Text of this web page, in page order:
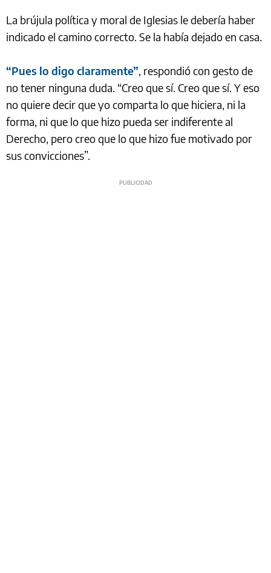
La brújula política y moral de Iglesias le debería haber
indicado el camino correcto. Se la había dejado en casa.
“Pues lo digo claramente”, respondió con gesto de
no tener ninguna duda. “Creo que sí. Creo que sí. Y eso
no quiere decir que yo comparta lo que hiciera, ni la
forma, ni que lo que hizo pueda ser indiferente al
Derecho, pero creo que lo que hizo fue motivado por
sus convicciones”.